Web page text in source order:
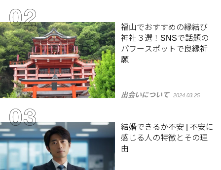
福山でおすすめの縁結び
神社３選！SNSで話題の
パワースポットで良縁祈
願
出会いについて 2024.03.25
結婚できるか不安 | 不安に
感じる人の特徴とその理
由